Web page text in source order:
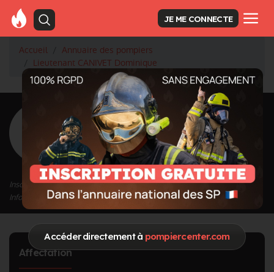
Accéder directement à pompiercenter.com
JE ME CONNECTE
Accueil
Annuaire des pompiers
Lieutenant CANIVET Dominique
<Retour à la liste des pompiers
CANIVET
Dominique
Grade : Lieutenant
Inscrit depuis le 12/09/2020 à 14:33
Informations mises à jour le 01/02/2022 à 12:07
Affectation